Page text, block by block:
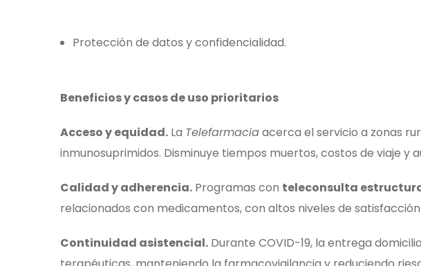
Protección de datos y confidencialidad.
Beneficios y casos de uso prioritarios
Acceso y equidad. La Telefarmaciaacerca el servicio a zonas
inmunosuprimidos. Disminuye tiempos muertos, costos de viaje y
Calidad y adherencia. Programas con teleconsulta
relacionados con medicamentos, con altos niveles de
Continuidad asistencial. Durante COVID-19, la entrega